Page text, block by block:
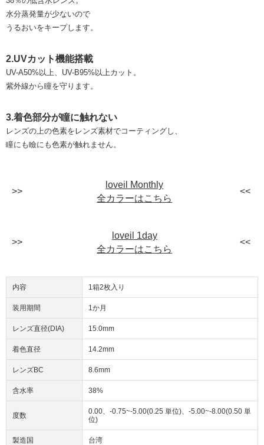
水分蒸発量が少ないので
うるおいをキープします。
2.UVカット機能搭載
UV-A50%以上、UV-B95%以上カット。
紫外線から瞳を守ります。
3.着色部分が瞳に触れない
レンズの上の色素をレンズ素材でコーティングし、
瞳にも瞼にも色素が触れません。
loveil Monthly
全カラーはこちら
loveil 1day
全カラーはこちら
内容 1箱2枚入り
装用期間 1か月
レンズ直径(DIA) 15.0mm
着色直径 14.2mm
レンズBC 8.6mm
含水率 38%
度数
0.00、-0.75~-5.00(0.25 単位)、-5.00~-8.00(0.50 単
位)
製造国 台湾